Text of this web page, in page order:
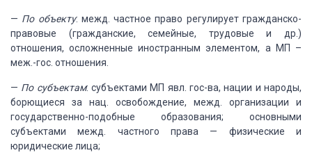
— По объекту: межд. частное право регулирует гражданско-
правовые (гражданские, семейные, трудовые и др.)
отношения, осложненные иностранным элементом, а МП –
меж.-гос. отношения.
— По субъектам: субъектами МП явл. гос-ва, нации и народы,
борющиеся за нац. освобождение, межд.
организации и
государственно-подобные образования; основными
субъектами межд. частного права — физические и
юридические лица;